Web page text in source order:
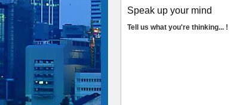
Speak up your mind
Tell us what you're thinking... !